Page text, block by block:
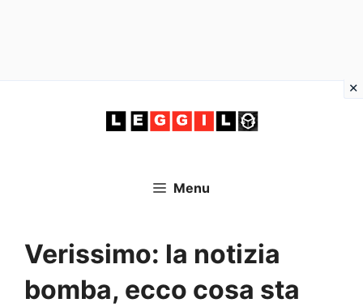
Menu
Verissimo: la notizia
bomba, ecco cosa sta